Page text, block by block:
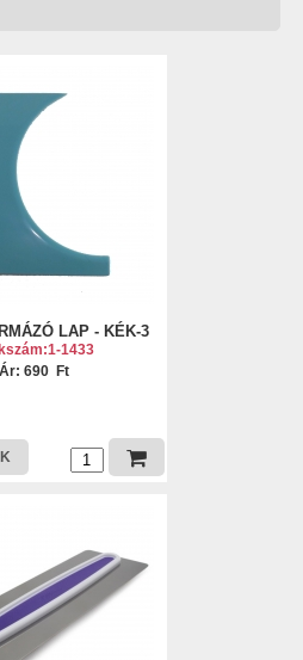
LAP - KÉK-3
1433
Ár: 690 Ft